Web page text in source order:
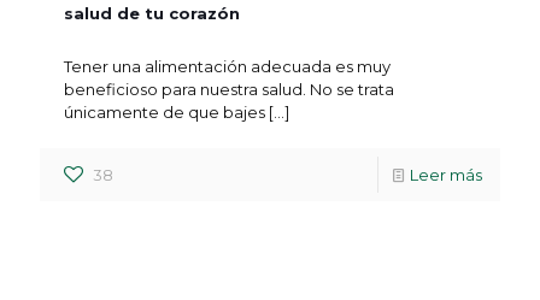
salud de tu corazón
Tener una alimentación adecuada es muy
beneficioso para nuestra salud. No se trata
únicamente de que bajes […]
38 Leer más